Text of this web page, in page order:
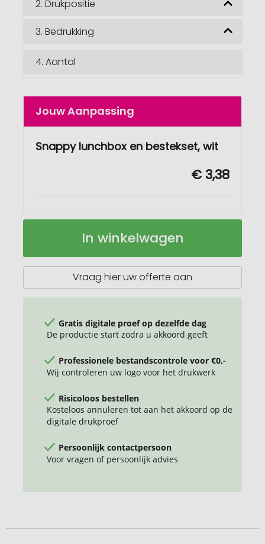
2. Drukpositie
3. Bedrukking
4. Aantal
Jouw Aanpassing
Snappy lunchbox en bestekset, wit
€ 3,38
Snappy
bestekset
Op
In winkelwagen
Vraag hier uw offerte aan
Gratis digitale proef op dezelfde dag
De productie start zodra u akkoord geeft
Professionele bestandscontrole voor €0,-
Wij controleren uw logo voor het drukwerk
Risicoloos bestellen
Kosteloos annuleren tot aan het akkoord op de
digitale drukproef
Persoonlijk contactpersoon
Voor vragen of persoonlijk advies